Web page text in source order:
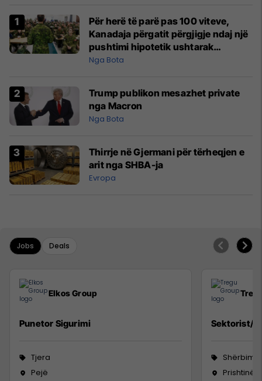
Për herë të parë pas 100 viteve,
Kanadaja përgatit përgjigje ndaj një
pushtimi hipotetik ushtarak
amerikan
Nga Bota
Trump publikon mesazhet private
nga Macron
Nga Bota
Thirrje në Gjermani për tërheqjen e
arit nga SHBA-ja
Evropa
Jobs Deals
Elkos Group
Punetor Sigurimi
Tjera
Pejë
Sektorist/e
Prishtinë